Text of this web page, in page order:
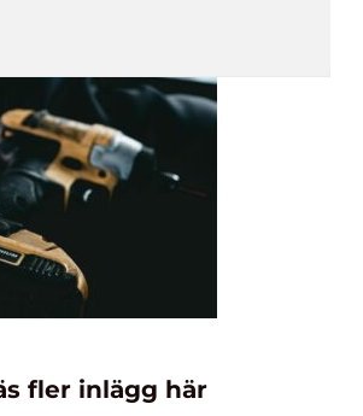
fler inlägg här